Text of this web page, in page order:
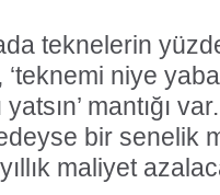
teknelerin
niye
mantığı
bir senelik
maliyet